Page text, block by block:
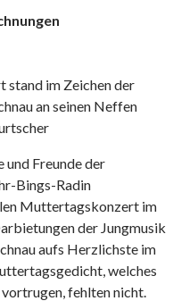
im Zeichen der
an seinen Neffen
Freunde der
Bings-Radin
Muttertagskonzert im
der Jungmusik
aufs Herzlichste im
welches
fehlten nicht.